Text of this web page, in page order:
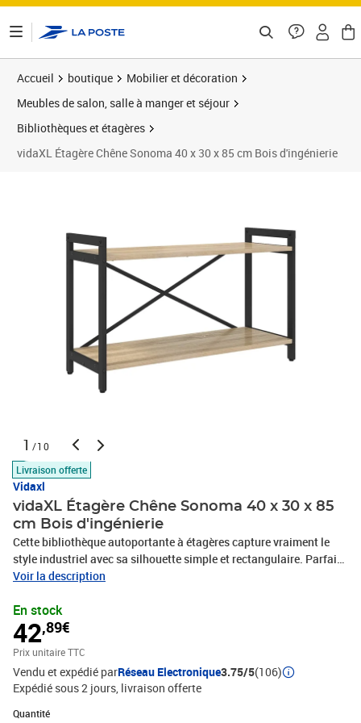
Accueil boutique
Mobilier et décoration
Meubles de salon, salle à manger et séjour
Bibliothèques et étagères
vidaXL Étagère Chêne Sonoma 40 x 30 x 85 cm Bois d'ingénierie
1 /10
Livraison offerte
Vidaxl
vidaXL Étagère Chêne Sonoma 40 x 30 x 85
cm Bois d'ingénierie
Cette bibliothèque autoportante à étagères capture vraiment le
style industriel avec sa silhouette simple et rectangulaire. Parfaite
pour un bureau moderne ou une pièce qui a besoin de rangement
tes livres, déco et plus. Ses lignes nettes et ses matériaux bruts
soulignent son esthétique inspirée des entrepôts, faisant d'elle un
point focal qui apporte un vrai plus à ton espace. Étagères en bois
d'ingénierie : Fabriquée avec du bois d'ingénierie, cette
bibliothèque est durable et a une belle finition lisse. Cela veut dire
qu'elle est résistante à l'usure et facile à nettoyer, parfait pour tes
objets décoratifs et les essentiels du quotidien. Design d'étagère à
Voir la description
En stock
42,89€
Prix unitaire TTC
Vendu et expédié parRéseau Electronique3.75/5(106)
Expédié sous 2 jours livraison offerte
Quantité
Quantité : 1